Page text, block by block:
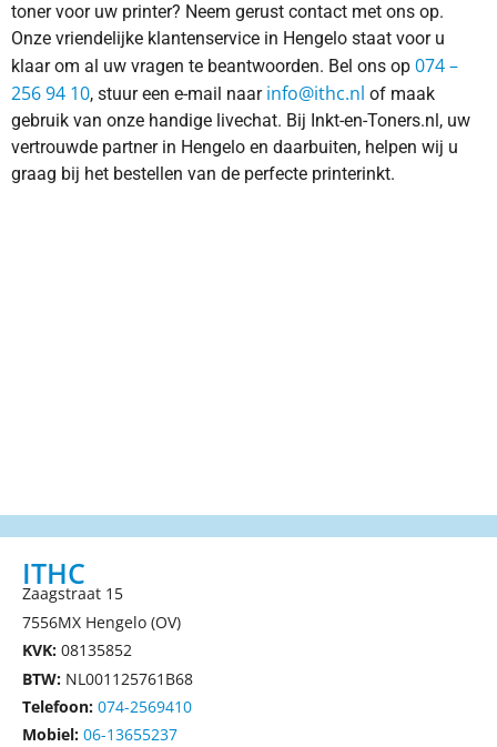
toner voor uw printer? Neem gerust contact met ons op.
Onze vriendelijke klantenservice in Hengelo staat voor u
klaar om al uw vragen te beantwoorden. Bel ons op 074 –
256 94 10, stuur een e-mail naar info@ithc.nl of maak
gebruik van onze handige livechat. Bij Inkt-en-Toners.nl, uw
vertrouwde partner in Hengelo en daarbuiten, helpen wij u
graag bij het bestellen van de perfecte printerinkt.
ITHC
Zaagstraat 15
7556MX Hengelo (OV)
KVK: 08135852
BTW: NL001125761B68
Telefoon: 074-2569410
Mobiel: 06-13655237